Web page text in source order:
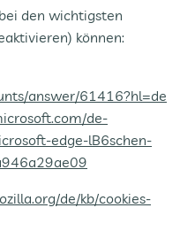
den wichtigsten
können:
answer/61416?hl=de
de-
edge-lB6schen-
de/kb/cookies-